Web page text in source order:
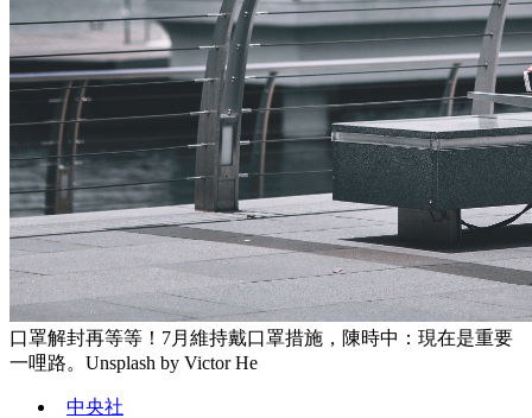
口罩解封再等等！7月維持戴口罩措施，陳時中：現在是重要
一哩路。Unsplash by Victor He
中央社